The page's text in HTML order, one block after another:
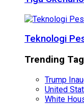
Teknologi
Trending
Trump
United
White